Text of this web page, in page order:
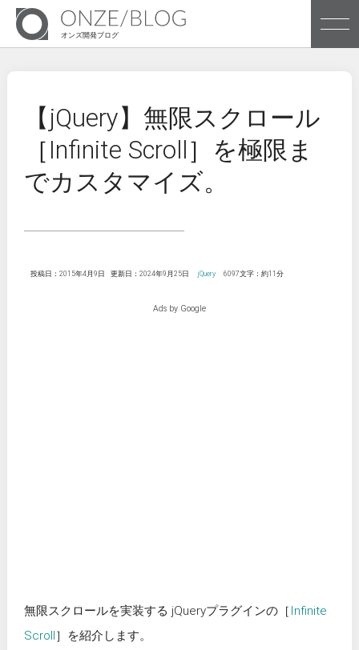
オンズ開発ブログ
株式会社オンズのブログです
Archives
【jQuery】無限スクロール
［Infinite Scroll］を極限ま
でカスタマイズ。
投稿日：2015年4月9日 更新日：2024年9月25日 jQuery 6097文字：約11分
Ads by Google
無限スクロールを実装する jQueryプラグインの［ Infinite
Scroll ］を紹介します。